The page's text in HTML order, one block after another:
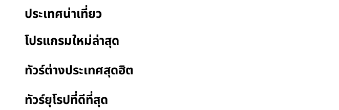
ประเทศน่าเที่ยว
โปรแกรมใหม่ล่าสุด
ทัวร์ต่างประเทศสุดฮิต
ทัวร์ยุโรปที่ดีที่สุด